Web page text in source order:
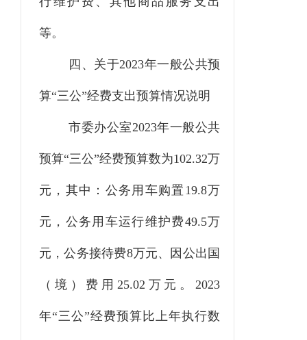
等。
四、关于2023年一般公共预
算“三公”经费支出预算情况说明
市委办公室2023年一般公共
预算“三公”经费预算数为102.32万
元，其中： 公务用车购置 19.8万
元，公务用车运行维护费49.5万
元，公务接待费8万元、 因公出国
（境）费 用 25.02万元 。2023
年“三公”经费预算比上年执行数